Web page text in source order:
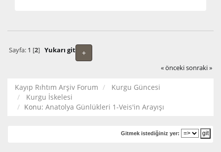
+
Sayfa: 1 [2] Yukarı git
« önceki sonraki »
Kayıp Rıhtım Arşiv Forum
Kurgu Güncesi
Kurgu İskelesi
Konu: Anatolya Günlükleri 1-Veis'in Arayışı
Gitmek istediğiniz yer: